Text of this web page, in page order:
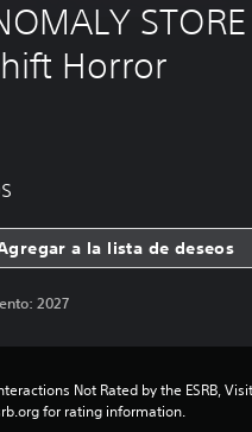
STORE
Horror
a la lista de deseos
2027
Not Rated by the ESRB, Visit
for rating information.